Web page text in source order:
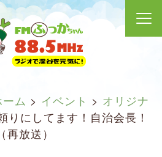
ム > イベント > オリジナ
りにしてます！自治会長！
（再放送）